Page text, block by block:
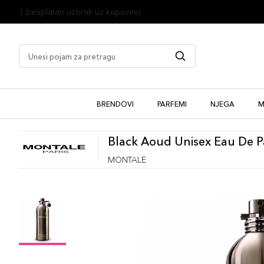
1 besplatan uzorak uz kupovinu
BRENDOVI PARFEMI NJEGA
Black Aoud Unisex Eau De
MONTALE